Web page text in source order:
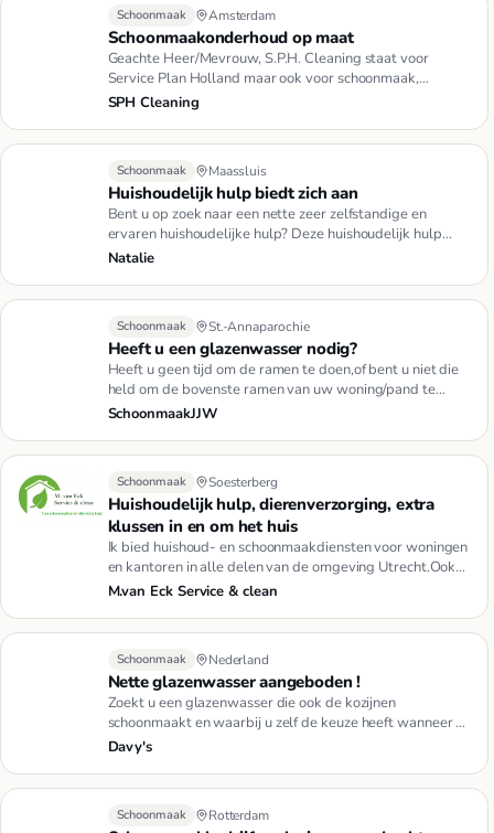
Schoonmaak Amsterdam
Schoonmaakonderhoud op maat
Geachte Heer/Mevrouw, S.P.H. Cleaning staat voor
Service Plan Holland maar ook voor schoonmaak,
kwaliteit en dienstverle…
SPH Cleaning
Schoonmaak Maassluis
Huishoudelijk hulp biedt zich aan
Bent u op zoek naar een nette zeer zelfstandige en
ervaren huishoudelijke hulp? Deze huishoudelijk hulp
heeft nog tijd o…
Natalie
Schoonmaak St.-Annaparochie
Heeft u een glazenwasser nodig?
Heeft u geen tijd om de ramen te doen,of bent u niet die
held om de bovenste ramen van uw woning/pand te
doen?Dan zijn w…
SchoonmaakJJW
Schoonmaak Soesterberg
Huishoudelijk hulp, dierenverzorging, extra
klussen in en om het huis
Ik bied huishoud- en schoonmaakdiensten voor woningen
en kantoren in alle delen van de omgeving Utrecht.Ook
kunt u gebru…
M.van Eck Service & clean
Schoonmaak Nederland
Nette glazenwasser aangeboden !
Zoekt u een glazenwasser die ook de kozijnen
schoonmaakt en waarbij u zelf de keuze heeft wanneer en
hoevaak u de ramen …
Davy's
Schoonmaak Rotterdam